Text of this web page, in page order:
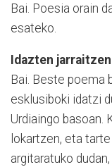
Bai. Poesia orain
esateko.
Idazten
Bai. Beste poema
esklusiboki idatzi
Urdiaingo basoan.
lokartzen, eta
argitaratuko